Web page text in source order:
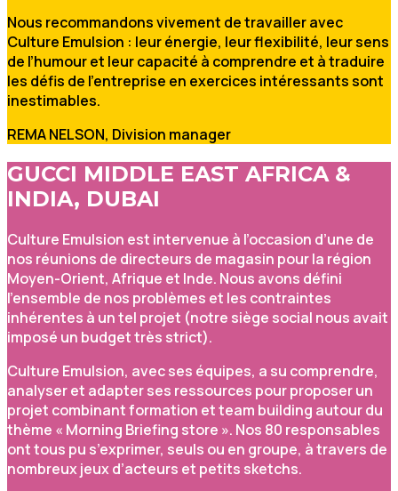
Nous recommandons vivement de travailler avec
Culture Emulsion : leur énergie, leur flexibilité, leur sens
de l’humour et leur capacité à comprendre et à traduire
les défis de l’entreprise en exercices intéressants sont
inestimables.
REMA NELSON, Division manager
GUCCI MIDDLE EAST AFRICA &
INDIA, DUBAI
Culture Emulsion est intervenue à l’occasion d’une de
nos réunions de directeurs de magasin pour la région
Moyen-Orient, Afrique et Inde. Nous avons défini
l’ensemble de nos problèmes et les contraintes
inhérentes à un tel projet (notre siège social nous avait
imposé un budget très strict).
Culture Emulsion, avec ses équipes, a su comprendre,
analyser et adapter ses ressources pour proposer un
projet combinant formation et team building autour du
thème « Morning Briefing store ». Nos 80 responsables
ont tous pu s’exprimer, seuls ou en groupe, à travers de
nombreux jeux d’acteurs et petits sketchs.